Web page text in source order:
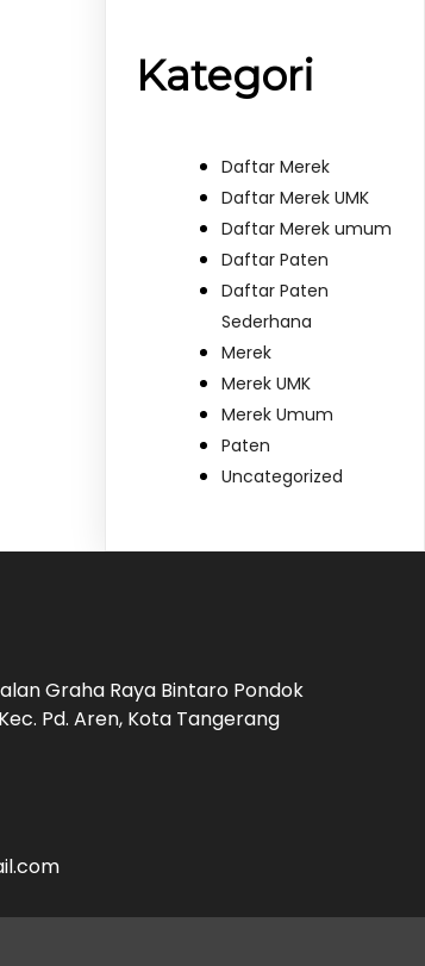
Kategori
Daftar Merek
Daftar Merek UMK
Daftar Merek umum
Daftar Paten
Daftar Paten
Sederhana
Merek
Merek UMK
Merek Umum
Paten
Uncategorized
Graha Raya Bintaro Pondok
Pd. Aren, Kota Tangerang